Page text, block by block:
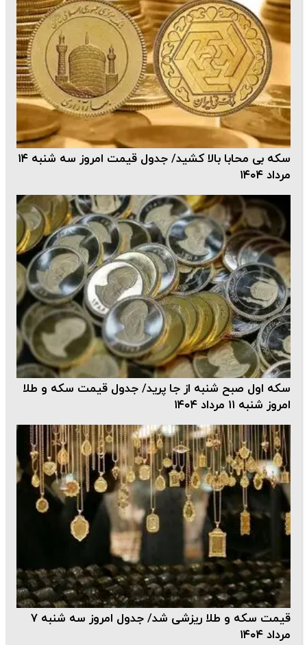
سکه بی محابا بالا کشید/ جدول قیمت امروز سه شنبه ۱۴
مرداد ۱۴۰۴
سکه اول صبح شنبه از جا پرید/ جدول قیمت سکه و طلا
امروز شنبه ۱۱ مرداد ۱۴۰۴
قیمت سکه و طلا ریزشی شد/ جدول امروز سه شنبه ۷
مرداد ۱۴۰۴